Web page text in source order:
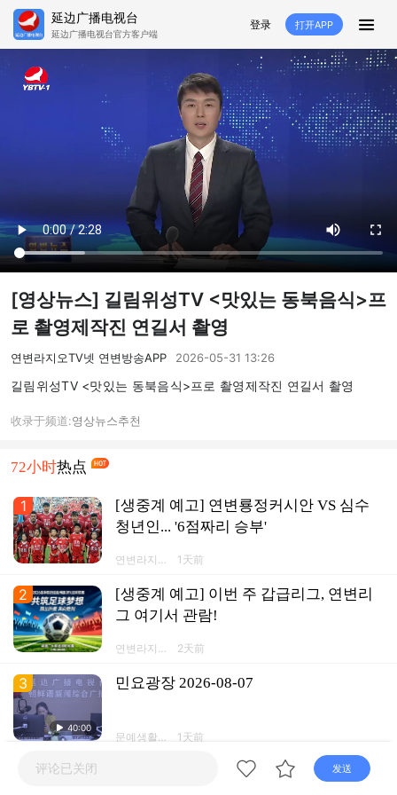
延边广播电视台
延边广播电视台官方客户端
登录 打开APP
HOME
영상뉴스 스포츠
융매생방 백성열선 국내외
려행 특집
TV 라지오
프로그램
TV 라지오
[영상뉴스] 길림위성TV <맛있는 동북음식>프
로 촬영제작진 연길서 촬영
연변라지오TV넷 연변방송APP 2026-05-31 13:26
길림위성TV <맛있는 동북음식>프로 촬영제작진 연길서 촬영
收录于频道:영상뉴스추천
72小时热点
1
[생중계 예고] 연변룡정커시안 VS 심수
청년인... '6점짜리 승부'
연변라지오
1天前
2
[생중계 예고] 이번 주 갑급리그, 연변리
그 여기서 관람!
연변라지오
2天前
3
40:00
민요광장 2026-08-07
문예생활채
1天前
2026 길림은행 연변주현(시)축구리그 제
评论已关闭 发送